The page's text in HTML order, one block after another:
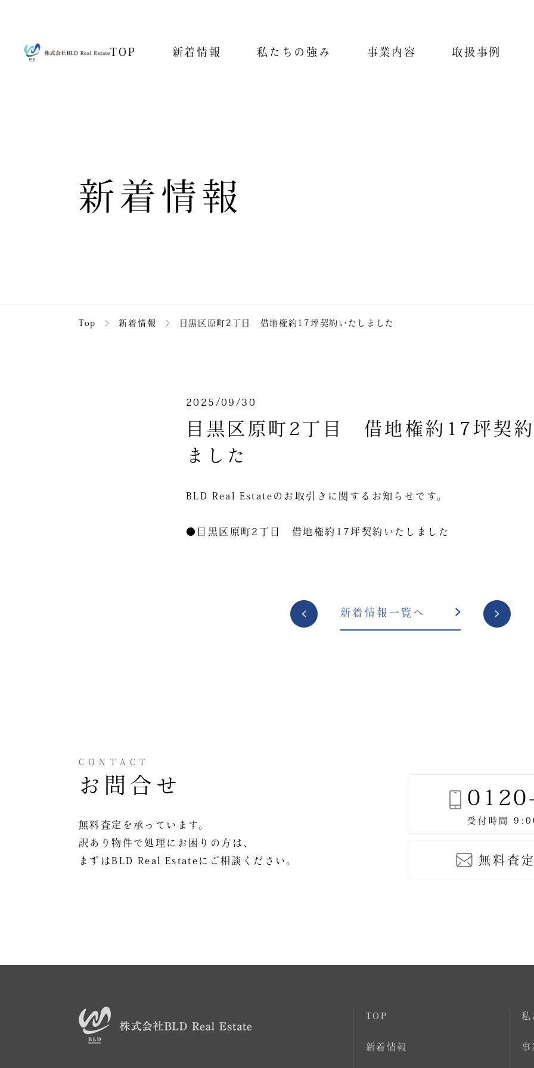
TOP 新着情報 私たちの強み 事業内容 取扱事例
新着情報
Top ＞ 新着情報 ＞ 目黒区原町2丁目 借地権約17坪契約いたしました
2025/09/30
目黒区原町2丁目 借地権約17坪契約
ました
BLD Real Estateのお取引きに関するお知らせです。
●目黒区原町2丁目 借地権約17坪契約いたしました
投
稿
新着情報一覧へ
CONTACT
お問合せ
無料査定を承っています。
訳あり物件で処理にお困りの方は、
まずはBLD Real Estateにご相談ください。
無料査
TOP
新着情報
私
事